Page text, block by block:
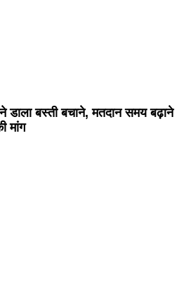
डाला बस्ती बचाने, मतदान समय बढ़ाने
मांग